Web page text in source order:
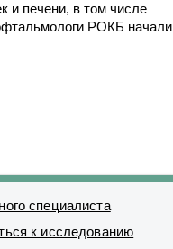
и печени, в том числе
РОКБ начали
специалиста
к исследованию